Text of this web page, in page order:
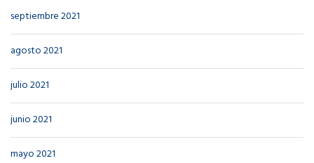
septiembre 2021
agosto 2021
julio 2021
junio 2021
mayo 2021